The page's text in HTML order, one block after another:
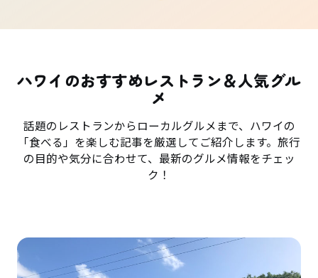
ハワイのおすすめレストラン＆人気グル
メ
話題のレストランからローカルグルメまで、ハワイの
「食べる」を楽しむ記事を厳選してご紹介します。旅行
の目的や気分に合わせて、最新のグルメ情報をチェッ
ク！